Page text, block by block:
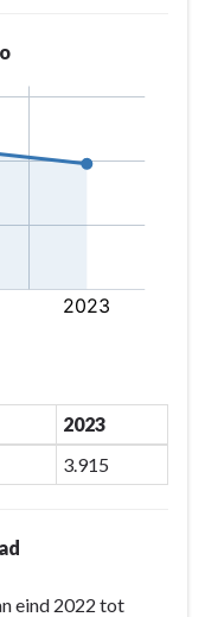
2023
3.915
eind 2022 tot